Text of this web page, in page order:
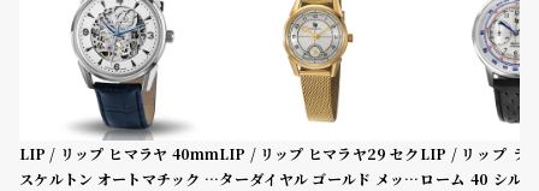
LIP / リップ ヒマラヤ 40mm
スケルトン オートマチック シ
LIP / リップ ヒマラヤ29 セク
ターダイヤル ゴールド メッシ
LIP / リップ ラ
ローム 40 シル